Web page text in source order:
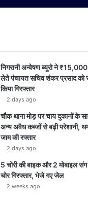
निगरानी अन्वेषण ब्यूरो ने ₹15,000
लेते पंचायत सचिव शंकर प्रसाद को
किया गिरफ्तार
2 days ago
चौक थाना मोड़ पर चाय दुकानों के
अन्य अवैध कब्जों से बढ़ी परेशानी,
जाम की रफ्तार
2 days ago
5 चोरी की बाइक और 2 मोबाइल संग
चोर गिरफ्तार, भेजे गए जेल
2 weeks ago